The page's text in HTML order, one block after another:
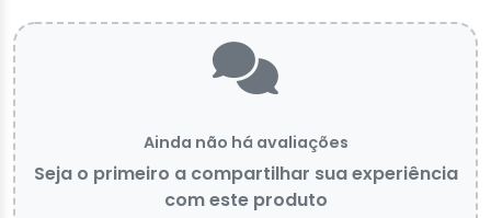
Ainda não há avaliações
Seja o primeiro a compartilhar sua experiência
com este produto